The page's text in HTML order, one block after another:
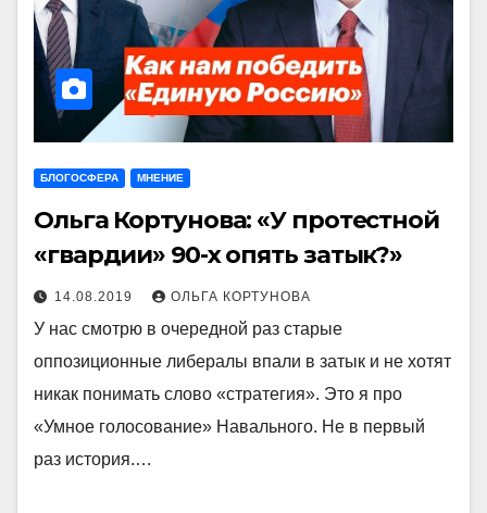
БЛОГОСФЕРА МНЕНИЕ
Ольга Кортунова: «У протестной
«гвардии» 90-х опять затык?»
14.08.2019 ОЛЬГА КОРТУНОВА
У нас смотрю в очередной раз старые
оппозиционные либералы впали в затык и не хотят
никак понимать слово «стратегия». Это я про
«Умное голосование» Навального. Не в первый
раз история.…